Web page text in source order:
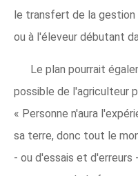
le transfert de la
ou à l'éleveur débutant
Le plan pourrait
possible de l'agriculteur
« Personne n'aura
sa terre, donc tout le
- ou d'essais et d'erreurs